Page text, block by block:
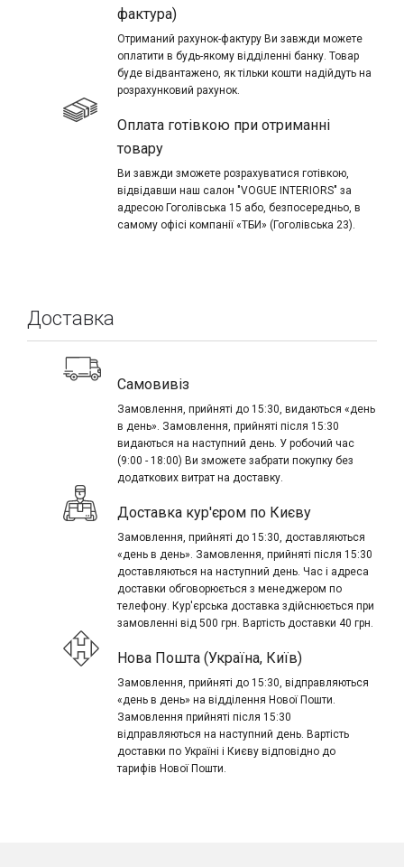
фактура)
Отриманий рахунок-фактуру Ви завжди можете
оплатити в будь-якому відділенні банку. Товар
буде відвантажено, як тільки кошти надійдуть на
розрахунковий рахунок.
Оплата готівкою при отриманні
товару
Ви завжди зможете розрахуватися готівкою,
відвідавши наш салон "VOGUE INTERIORS" за
адресою Гоголівська 15 або, безпосередньо, в
самому офісі компанії «ТБИ» (Гоголівська 23).
Доставка
Самовивіз
Замовлення, прийняті до 15:30, видаються «день
в день». Замовлення, прийняті після 15:30
видаються на наступний день. У робочий час
(9:00 - 18:00) Ви зможете забрати покупку без
додаткових витрат на доставку.
Доставка кур'єром по Києву
Замовлення, прийняті до 15:30, доставляються
«день в день». Замовлення, прийняті після 15:30
доставляються на наступний день. Час і адреса
доставки обговорюється з менеджером по
телефону. Кур'єрська доставка здійснюється при
замовленні від 500 грн. Вартість доставки 40 грн.
Нова Пошта (Україна, Київ)
Замовлення, прийняті до 15:30, відправляються
«день в день» на відділення Нової Пошти.
Замовлення прийняті після 15:30
відправляються на наступний день. Вартість
доставки по Україні і Києву відповідно до
тарифів Нової Пошти.